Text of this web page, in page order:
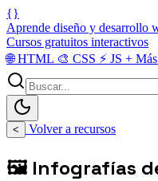
{}
Aprende diseño y desarrollo
Cursos gratuitos interactivos
🌐HTML 🎨 CSS ⚡ JS +
< Volver a recursos
🖼️ Infografías